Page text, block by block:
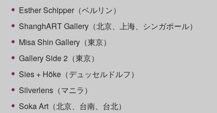
Esther Schipper（ベルリン）
ShanghART Gallery（北京、上海、シンガポール）
Misa Shin Gallery（東京）
Gallery Side 2（東京）
Sies + Höke（デュッセルドルフ）
Silverlens（マニラ）
Soka Art（北京、台南、台北）